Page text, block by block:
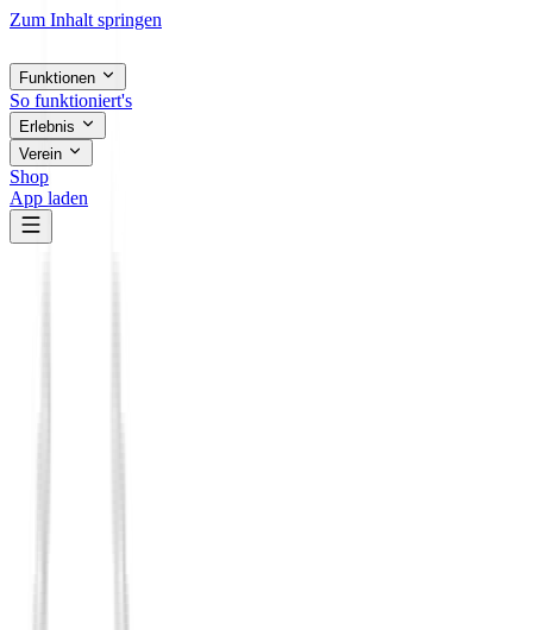
Zum Inhalt springen
Funktionen
So funktioniert's
Erlebnis
Verein
Shop
App laden